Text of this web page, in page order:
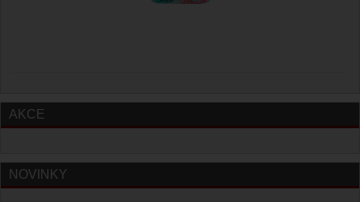
AKCE
NOVINKY